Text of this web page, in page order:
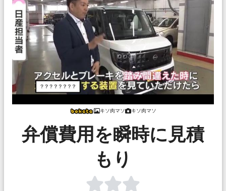
キソ肉マソ キソ肉マソ
弁償費用を瞬時に見積
もり